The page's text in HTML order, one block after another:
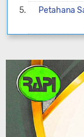
Petahana